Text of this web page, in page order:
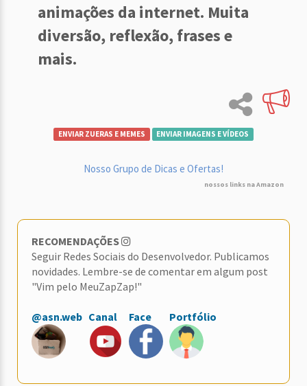
animações da internet. Muita
diversão, reflexão, frases e
mais.
ENVIAR ZUERAS E MEMES ENVIAR IMAGENS E VÍDEOS
Nosso Grupo de Dicas e Ofertas!
nossos links na Amazon
RECOMENDAÇÕES
Seguir Redes Sociais do Desenvolvedor. Publicamos
novidades. Lembre-se de comentar em algum post
"Vim pelo MeuZapZap!"
@asn.web Canal Face Portfólio